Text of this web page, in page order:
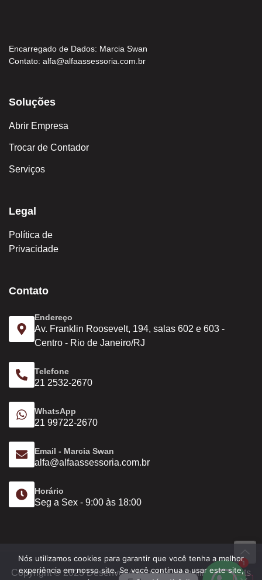
Encarregado de Dados: Marcia Swan
Contato: alfa@alfaassessoria.com.br
Soluções
Abrir Empresa
Trocar de Contador
Serviços
Legal
Política de
Privacidade
Contato
Endereço
Av. Franklin Roosevelt, 194, salas 602 e 603 -
Centro - Rio de Janeiro/RJ
Telefone
21 2532-2670
WhatsApp
21 99722-2670
Email - Marcia Swan
alfa@alfaassessoria.com.br
Horário
Seg a Sex - 9:00 às 18:00
Copyright © 2023 Desenvolvido pela Contabilit. All Rights
Nós utilizamos cookies para garantir que você tenha a melhor
experiência em nosso site. Se você continua a usar este site,
1